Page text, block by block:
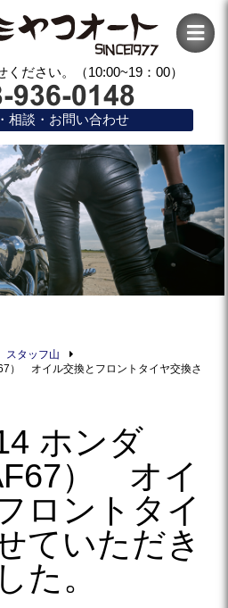
ださい。（10:00~19：00）
相談・お問い合わせ
スタッフ山
） オイル交換とフロントタイヤ交換さ
ホンダ
） オイ
ロントタイ
ていただき
た。